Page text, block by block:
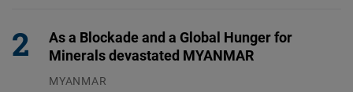
As a Blockade and a Global Hunger for
Minerals devastated MYANMAR
MYANMAR